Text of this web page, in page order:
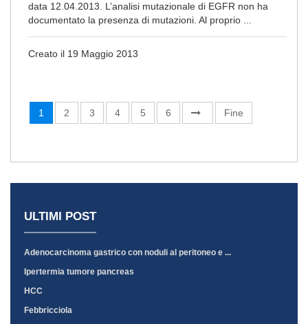
data 12.04.2013. L’analisi mutazionale di EGFR non ha
documentato la presenza di mutazioni. Al proprio ...
Creato il 19 Maggio 2013
1 2 3 4 5 6 Fine
ULTIMI POST
Adenocarcinoma gastrico con noduli al peritoneo e ...
Ipertermia tumore pancreas
HCC
Febbricciola